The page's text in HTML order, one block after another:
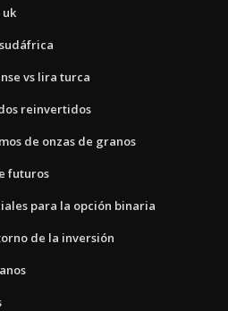
uk
vs lira turca
reinvertidos
de onzas de granos
futuros
para la opción binaria
de la inversión